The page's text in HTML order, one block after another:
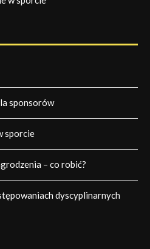
sponsorów
sporcie
– co robić?
dyscyplinarnych